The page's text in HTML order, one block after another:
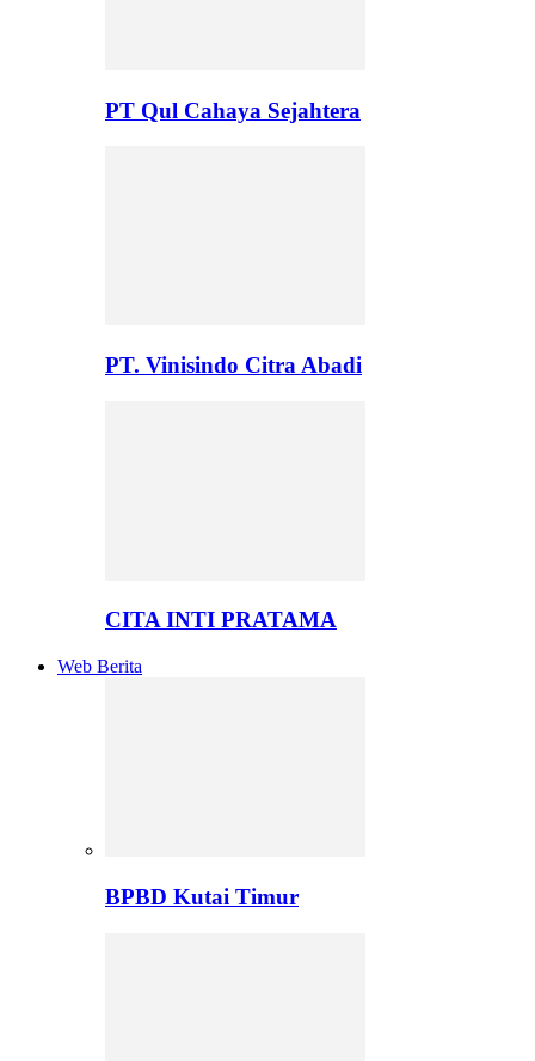
PT Qul Cahaya Sejahtera
PT. Vinisindo Citra Abadi
CITA INTI PRATAMA
Web Berita
BPBD Kutai Timur